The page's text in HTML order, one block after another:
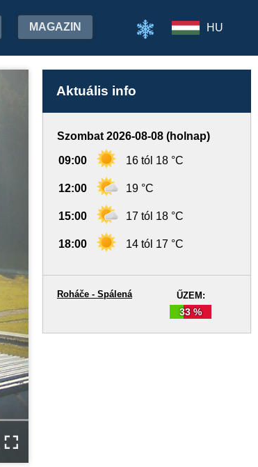
MAGAZIN HU
Aktuális info
Szombat 2026-08-08 (holnap)
09:00 16 tól 18 °C
12:00 19 °C
15:00 17 tól 18 °C
18:00 14 tól 17 °C
ŰZEM:
33 %
Roháče - Spálená